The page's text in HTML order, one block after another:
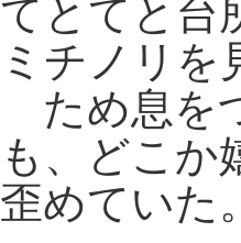
てとてと台
ミチノリを
ため息を
も、どこか
歪めていた